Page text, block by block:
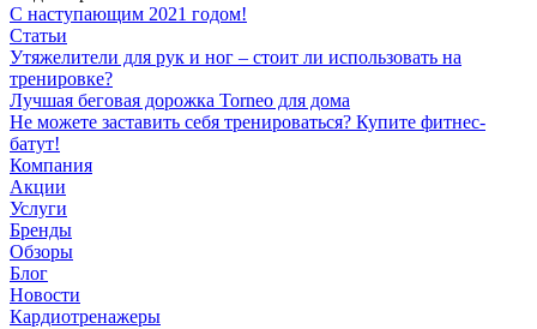
С наступающим 2021 годом!
Статьи
Утяжелители для рук и ног – стоит ли использовать на
тренировке?
Лучшая беговая дорожка Torneo для дома
Не можете заставить себя тренироваться? Купите фитнес-
батут!
Компания
Акции
Услуги
Бренды
Обзоры
Блог
Новости
Кардиотренажеры